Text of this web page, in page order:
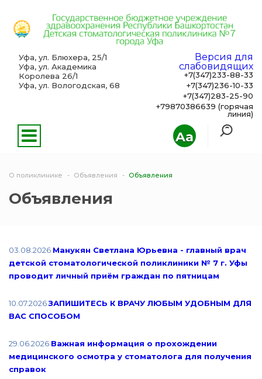
Aa
Уфа, ул. Блюхера, 25/1
Уфа, ул. Академика
Королева 26/1
Уфа, ул. Вологодская, 68
Версия для
слабовидящих
+7(347)233-88-33
+7(347)236-10-33
+7(347)283-25-90
+79870386639 (горячая
линия)
О поликлинике Объявления Объявления
Объявления
03.08.2026 Манукян Светлана Юрьевна - главный врач
детской стоматологической поликлиники № 7 г. Уфы
проводит личный приём граждан по пятницам
10.07.2026ЗАПИШИТЕСЬ К ВРАЧУ ЛЮБЫМ УДОБНЫМ ДЛЯ
ВАС СПОСОБОМ
29.06.2026 Важная информация о прохождении
медицинского осмотра у стоматолога для получения
справок